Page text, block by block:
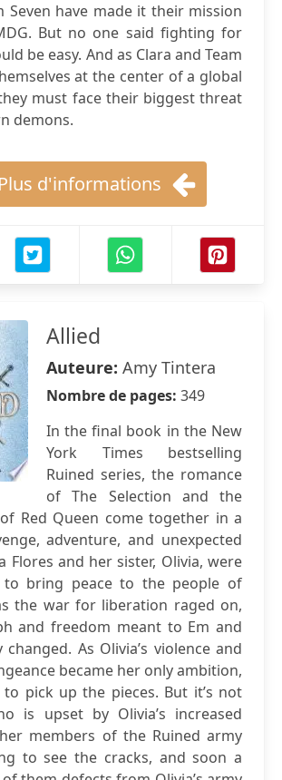
Seven have made it their mission
But no one said fighting for
be easy. And as Clara and Team
at the center of a global
must face their biggest threat
demons.
Plus d'informations
Allied
Auteure: Amy Tintera
Nombre de pages: 349
In the final book in the New
York Times bestselling
Ruined series, the romance
of The Selection and the
Red Queen come together in a
adventure, and unexpected
Flores and her sister, Olivia, were
to bring peace to the people of
the war for liberation raged on,
and freedom meant to Em and
changed. As Olivia’s violence and
became her only ambition,
pick up the pieces. But it’s not
is upset by Olivia’s increased
members of the Ruined army
to see the cracks, and soon a